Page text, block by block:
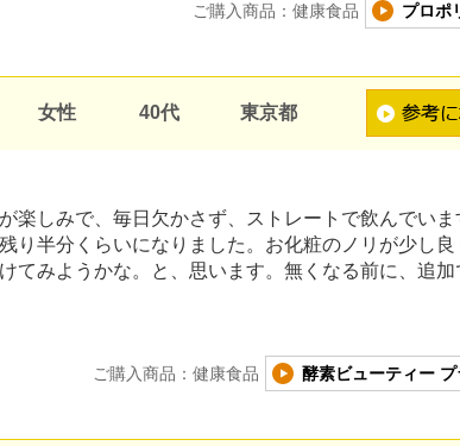
プロポ
ご購入商品：健康食品
女性 40代 東京都
楽しみで、毎日欠かさず、ストレートで飲んでいま
り半分くらいになりました。お化粧のノリが少し
てみようかな。と、思います。無くなる前に、追
酵素ビューティー
ご購入商品：健康食品